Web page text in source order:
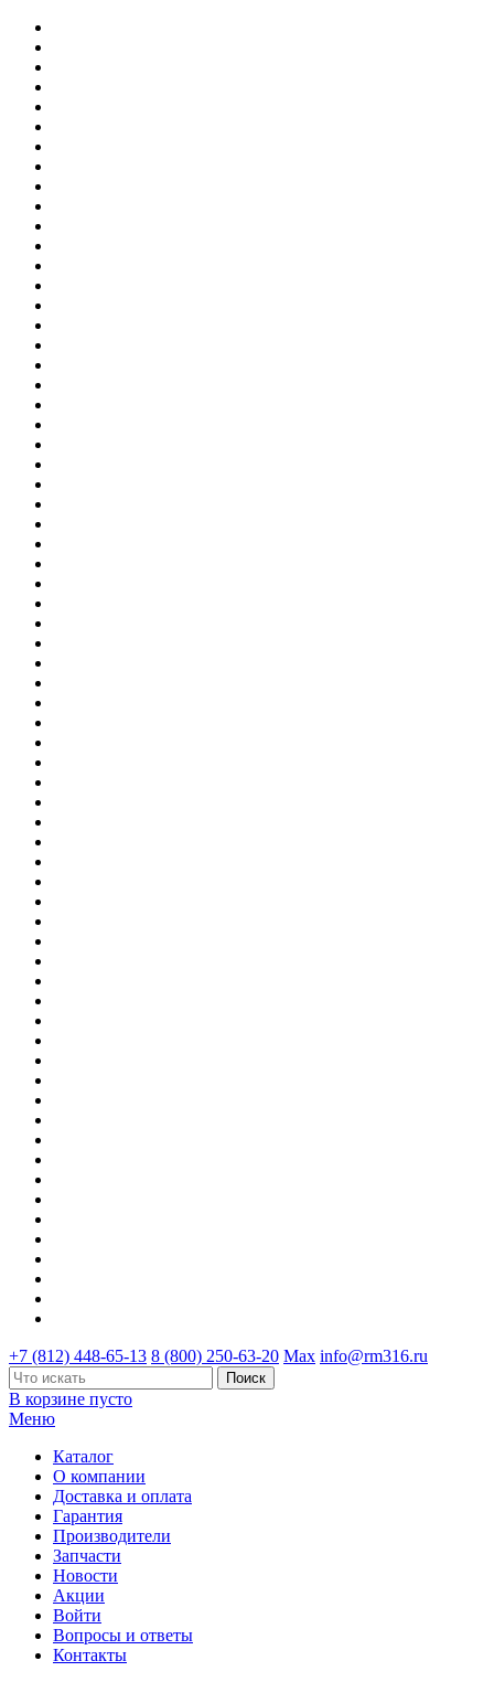
+7 (812) 448-65-13 8 (800) 250-63-20 Max info@rm316.ru
В корзине пусто
Меню
Каталог
О компании
Доставка и оплата
Гарантия
Производители
Запчасти
Новости
Акции
Войти
Вопросы и ответы
Контакты